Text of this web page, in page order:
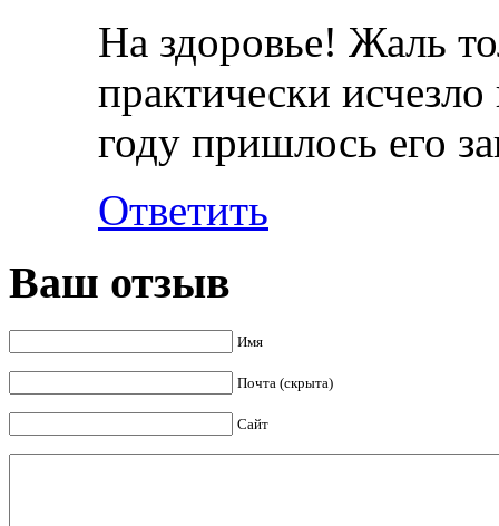
На здоровье! Жаль
практически
году пришлось его
Ответить
Ваш отзыв
Имя
Почта (скрыта)
Сайт